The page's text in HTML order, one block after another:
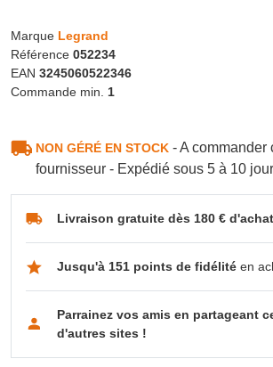
Marque Legrand
Référence 052234
EAN 3245060522346
Commande min. 1
NON GÉRÉ EN STOCK- A commander
fournisseur - Expédié sous 5 à 10
Livraison gratuite dès 180 € d'achat
Jusqu'à 151 points de fidélitéen
Parrainez vos amis en partageant
d'autres sites !